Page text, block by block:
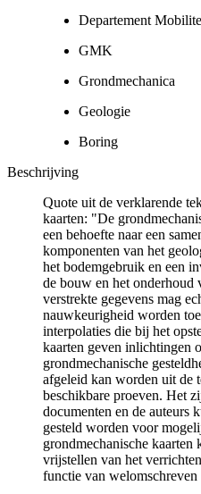
Departement
GMK
Grondmechanica
Geologie
Boring
Beschrijving
Quote uit de verklarende
kaarten: "De
een behoefte naar een
komponenten van het
het bodemgebruik en een
de bouw en het
verstrekte gegevens mag
nauwkeurigheid worden
interpolaties die bij het
kaarten geven inlichtingen
grondmechanische
afgeleid kan worden uit de
beschikbare proeven. Het
documenten en de auteurs
gesteld worden voor
grondmechanische kaarten
vrijstellen van het
functie van